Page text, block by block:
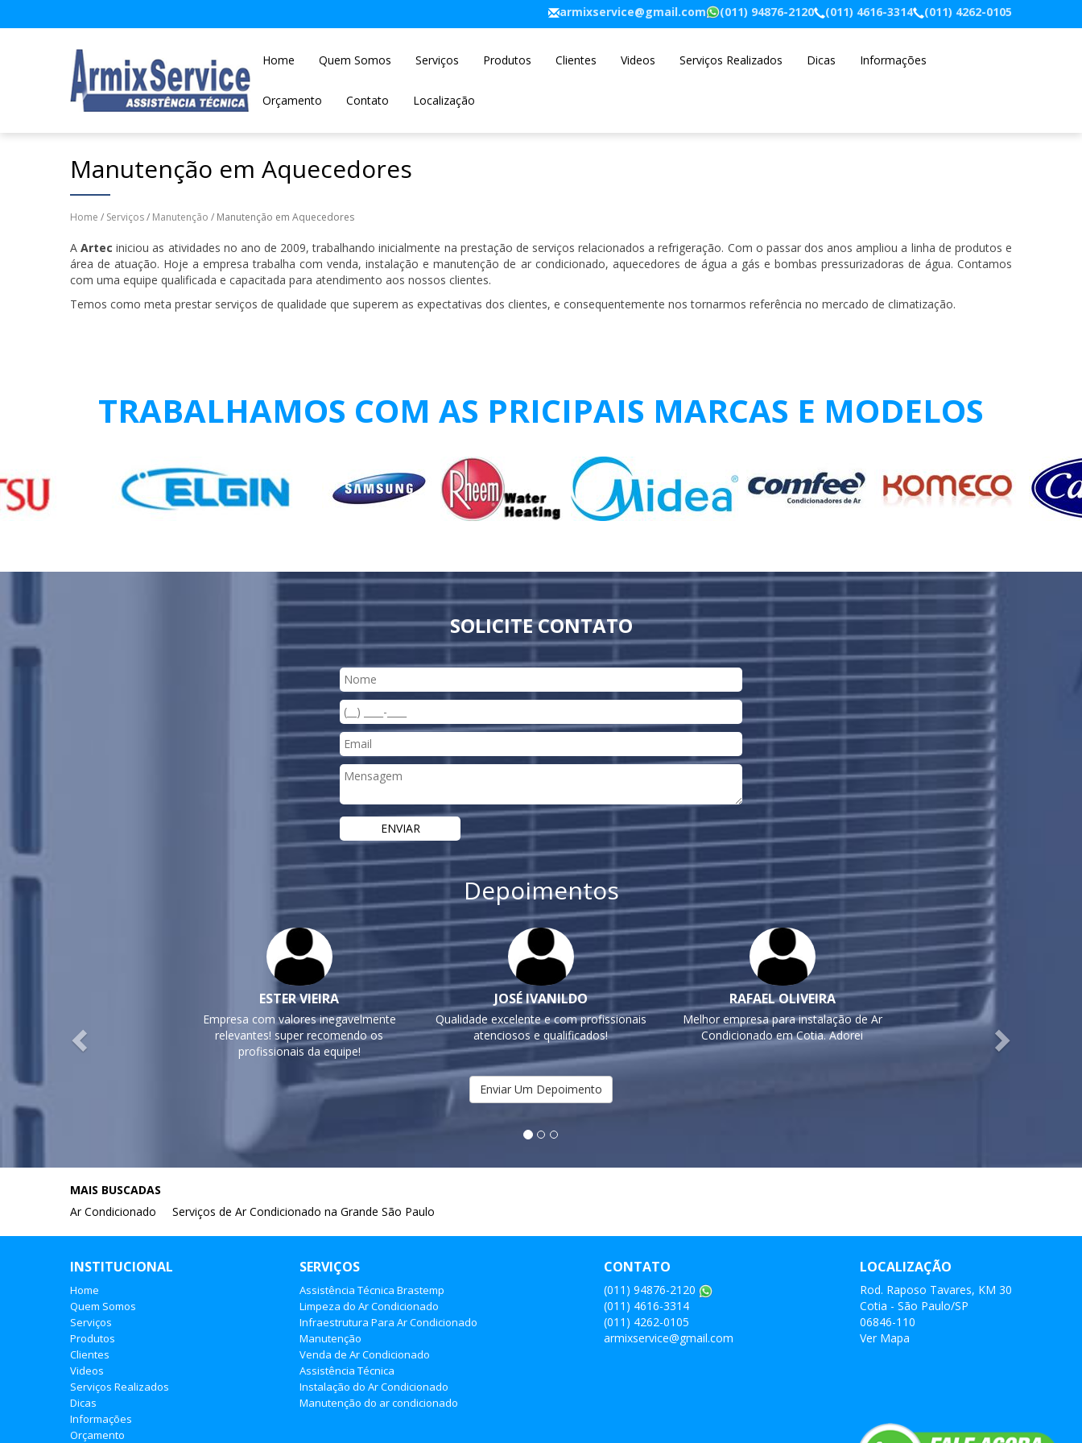
armixservice@gmail.com (011) 94876-2120 (011) 4616-3314 (011) 4262-0105
Home Quem Somos Serviços Produtos Clientes Videos Serviços Realizados Dicas Informações
Orçamento Contato Localização
Manutenção em Aquecedores
Home / Serviços/ Manutenção / Manutenção em Aquecedores
AArteciniciou as atividades no ano de 2009, trabalhando inicialmente na prestação de serviços relacionados a refrigeração. Com o passar dos anos ampliou a linha de produtos e
área de atuação. Hoje a empresa trabalha com venda, instalação e manutenção de ar condicionado, aquecedores de água a gás e bombas pressurizadoras de água. Contamos
com uma equipe qualificada e capacitada para atendimento aos nossos clientes.
Temos como meta prestar serviços de qualidade que superem as expectativas dos clientes, e consequentemente nos tornarmos referência no mercado de climatização.
TRABALHAMOS COM AS PRICIPAIS MARCAS E MODELOS
SOLICITE CONTATO
Depoimentos
ESTER VIEIRA
Empresa com valores inegavelmente
relevantes! super recomendo os
profissionais da equipe!
JOSÉ IVANILDO
Qualidade excelente e com profissionais
atenciosos e qualificados!
RAFAEL OLIVEIRA
Melhor empresa para instalação de Ar
Condicionado em Cotia. Adorei
Enviar Um Depoimento
MAIS BUSCADAS
Ar Condicionado
Serviços de Ar Condicionado na Grande São Paulo
INSTITUCIONAL
Home
Quem Somos
Serviços
Produtos
Clientes
Videos
Serviços Realizados
Dicas
Informações
Orçamento
SERVIÇOS
Assistência Técnica Brastemp
Limpeza do Ar Condicionado
Infraestrutura Para Ar Condicionado
Manutenção
Venda de Ar Condicionado
Assistência Técnica
Instalação do Ar Condicionado
Manutenção do ar condicionado
CONTATO
(011) 94876-2120
(011) 4616-3314
(011) 4262-0105
armixservice@gmail.com
LOCALIZAÇÃO
Rod. Raposo Tavares, KM 30
Cotia - São Paulo/SP
06846-110
Ver Mapa